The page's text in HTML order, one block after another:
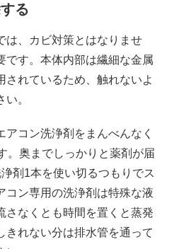
る
は、カビ対策とはなりませ
です。本体内部は繊細な金属
されているため、触れないよ
。
アコン洗浄剤をまんべんなく
。奥までしっかりと薬剤が届
剤1本を使い切るつもりでス
コン専用の洗浄剤は特殊な液
さなくとも時間を置くと蒸発
きれない分は排水管を通って